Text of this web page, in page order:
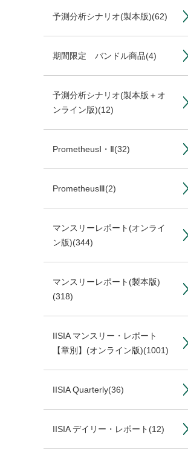
予測分析シナリオ(製本版)(62)
期間限定 バンドル商品(4)
予測分析シナリオ(製本版＋オ
ンライン版)(12)
PrometheusⅠ・Ⅱ(32)
PrometheusⅢ(2)
マンスリーレポート(オンライ
ン版)(344)
マンスリーレポート(製本版)
(318)
IISIA マンスリー・レポート
【章別】(オンライン版)(1001)
IISIA Quarterly(36)
IISIA デイリー・レポート (12)